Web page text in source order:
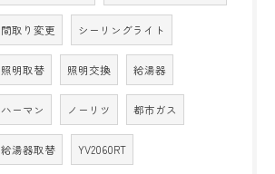
間取り変更 シーリングライト
照明取替 照明交換 給湯器
ハーマン ノーリツ 都市ガス
給湯器取替 YV2060RT